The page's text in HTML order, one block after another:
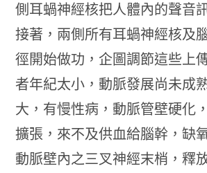
側耳蝸神經核把人體內的聲音
接著，兩側所有耳蝸神經核及
徑開始做功，企圖調節這些上
者年紀太小，動脈發展尚未成
大，有慢性病，動脈管壁硬化
擴張，來不及供血給腦幹，缺
動脈壁內之三叉神經末梢，釋